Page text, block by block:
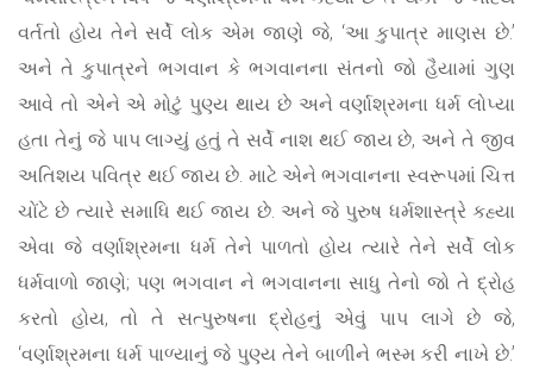
વર્તતો હોય તેને સર્વે લોક એમ જાણે જે, ‘આ કુપાત્ર માણસ છે.’
અને તે કુપાત્રને ભગવાન કે ભગવાનના સંતનો જો હૈયામાં ગુણ
આવે તો એને એ મોટું પુણ્ય થાય છે અને વર્ણાશ્રમના ધર્મ લોપ્યા
હતા તેનું જે પાપ લાગ્યું હતું તે સર્વે નાશ થઈ જાય છે, અને તે જીવ
અતિશય પવિત્ર થઈ જાય છે. માટે એને ભગવાનના સ્વરૂપમાં ચિત્ત
ચોંટે છે ત્યારે સમાધિ થઈ જાય છે. અને જે પુરુષ ધર્મશાસ્ત્રે કહ્યા
એવા જે વર્ણાશ્રમના ધર્મ તેને પાળતો હોય ત્યારે તેને સર્વે લોક
ધર્મવાળો જાણે; પણ ભગવાન ને ભગવાનના સાધુ તેનો જો તે દ્રોહ
કરતો હોય, તો તે સત્પુરુષના દ્રોહનું એવું પાપ લાગે છે જે,
‘વર્ણાશ્રમના ધર્મ પાળ્યાનું જે પુણ્ય તેને બાળીને ભસ્મ કરી નાખે છે.’